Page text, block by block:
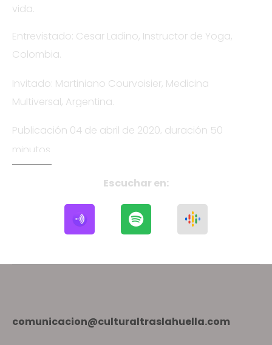
vida.
Entrevistado: Cesar Ladino, Instructor de Yoga,
Colombia.
Invitado: Martiniano Courvoisier, Medicina
Multiversal, Argentina.
Publicación 04 de abril de 2020, duración 50
minutos
Escuchar en:
comunicacion@culturaltraslahuella.com